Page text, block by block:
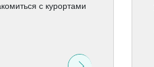
с курортами